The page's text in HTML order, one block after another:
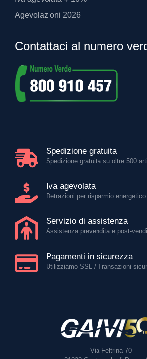
Agevolazioni 2026
Contattaci al numero
Spedizione gratuita
Spedizione gratuita su oltre 500
Iva agevolata
Detrazioni per risparmio energetico
Servizio di assistenza
Assistenza prevendita e post-
Pagamenti in sicurezza
Utilizziamo SSL / Transazioni
Via Feltrina 70